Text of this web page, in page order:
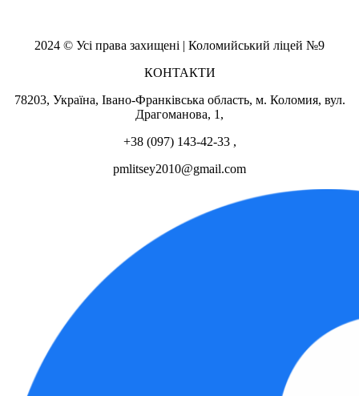
2024 © Усі права захищені | Коломийський ліцей №9
КОНТАКТИ
78203, Україна, Івано-Франківська область, м. Коломия, вул.
Драгоманова, 1,
+38 (097) 143-42-33 ,
pmlitsey2010@gmail.com